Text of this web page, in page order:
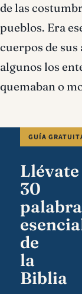
de las
pueblos. Era
cuerpos de
algunos los
quemaban o
GUÍA
Llévate
30
de
la
Biblia